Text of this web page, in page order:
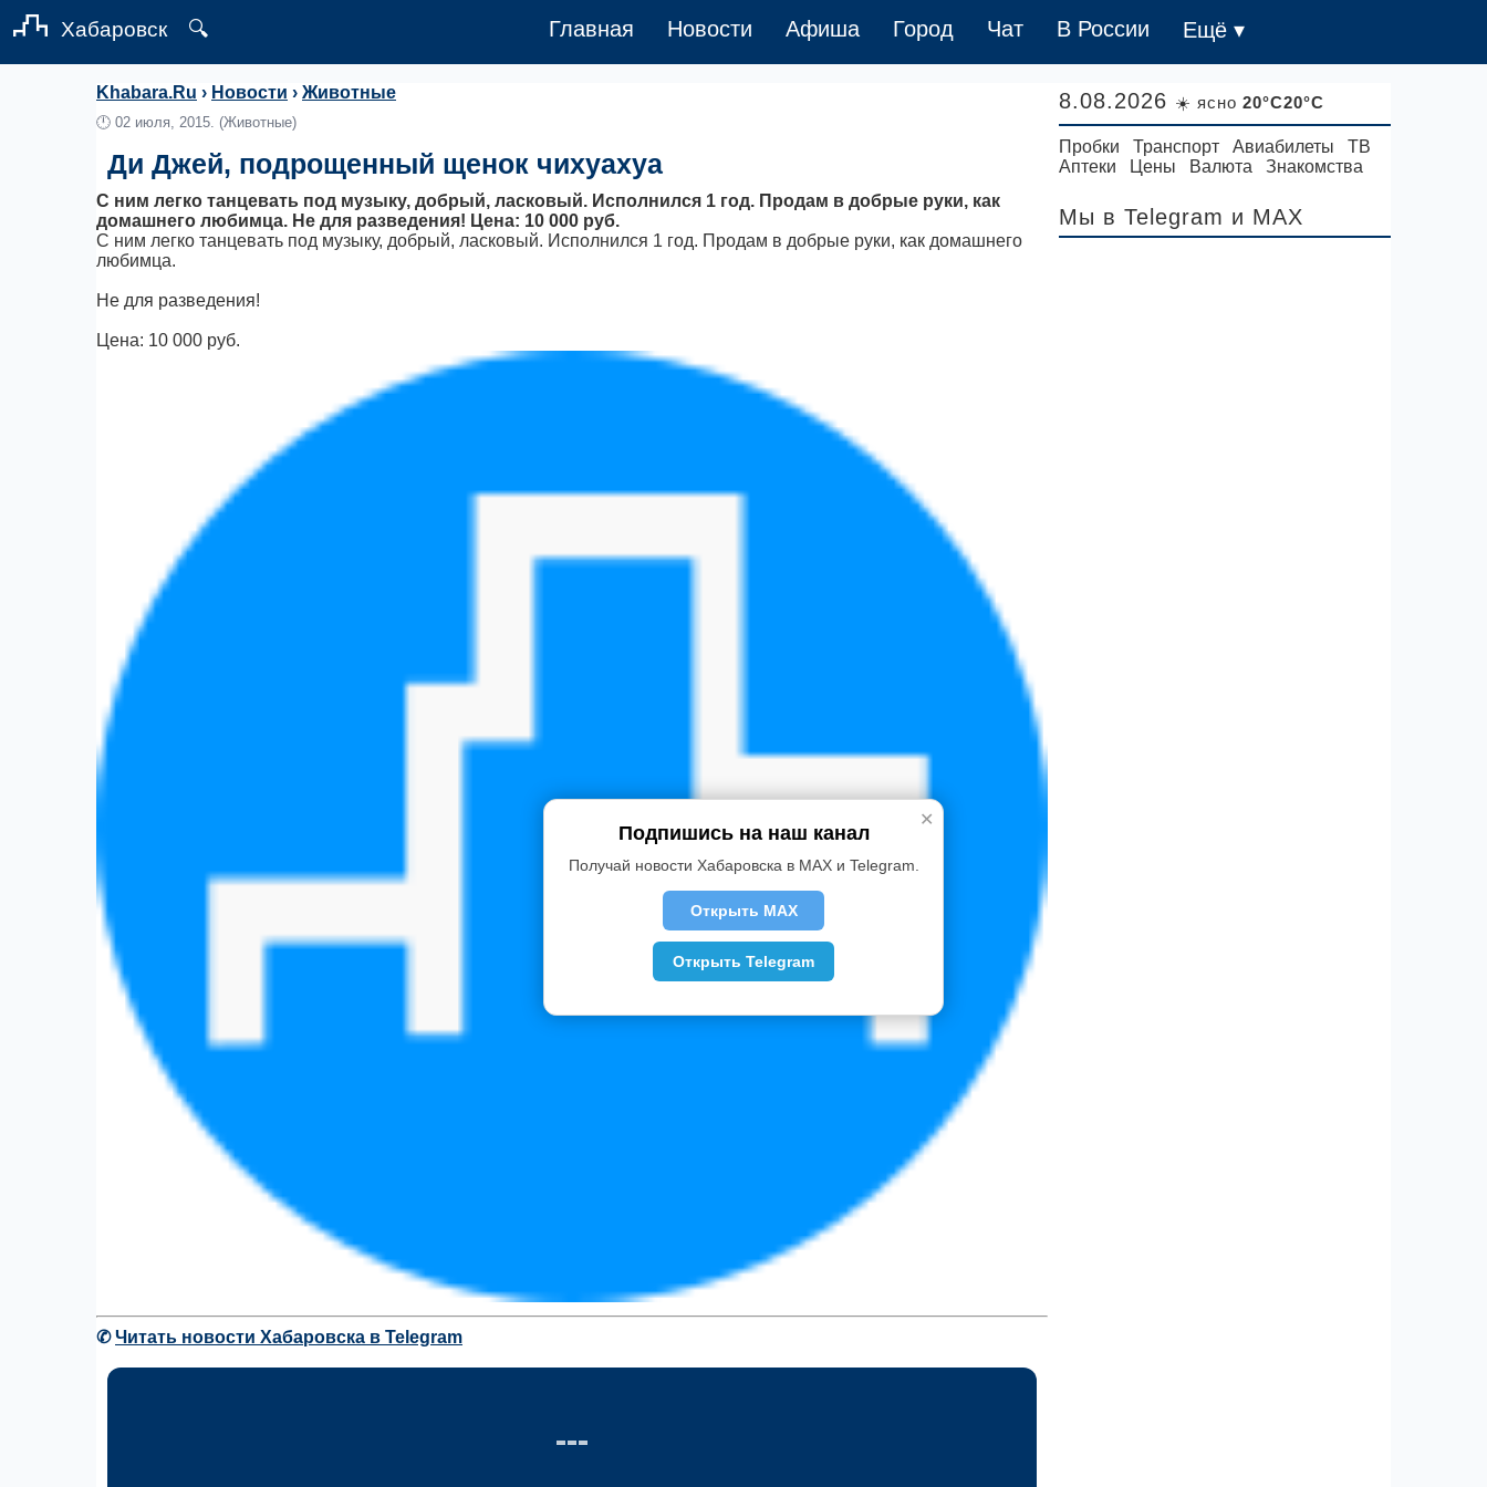
Хабаровск 🔍 Главная Новости Афиша Город Чат В России Ещё ▾
Khabara.Ru › Новости › Животные
🕛 02 июля, 2015. (Животные)
Ди Джей, подрощенный щенок чихуахуа
С ним легко танцевать под музыку, добрый, ласковый. Исполнился 1 год. Продам в добрые руки, как
домашнего любимца. Не для разведения! Цена: 10 000 руб.
С ним легко танцевать под музыку, добрый, ласковый. Исполнился 1 год. Продам в добрые руки, как домашнего
любимца.
Не для разведения!
Цена: 10 000 руб.
✆Читать новости Хабаровска в Telegram
✕
Подпишись на наш канал
Получай новости Хабаровска в MAX и Telegram.
Открыть MAX
Открыть Telegram
8.08.2026 ☀️ ясно 20°C20°C
Пробки Транспорт Авиабилеты
ТВ
Аптеки
Цены Валюта Знакомства
Мы в Telegram и MAX